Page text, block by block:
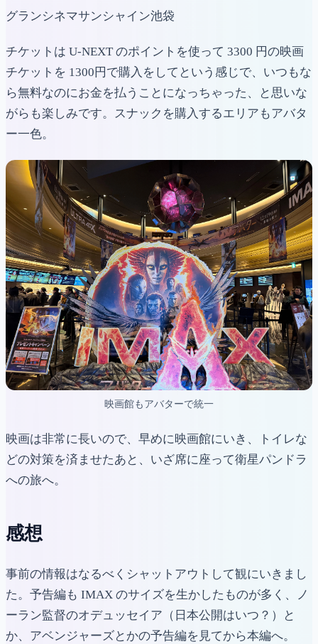
グランシネマサンシャイン池袋
チケットは U-NEXT のポイントを使って 3300 円の映画
チケットを 1300円で購入をしてという感じで、いつもな
ら無料なのにお金を払うことになっちゃった、と思いな
がらも楽しみです。スナックを購入するエリアもアバタ
ー一色。
映画館もアバターで統一
映画は非常に長いので、早めに映画館にいき、トイレな
どの対策を済ませたあと、いざ席に座って衛星パンドラ
への旅へ。
感想
事前の情報はなるべくシャットアウトして観にいきまし
た。予告編も IMAX のサイズを生かしたものが多く、ノ
ーラン監督のオデュッセイア（日本公開はいつ？）と
か、アベンジャーズとかの予告編を見てから本編へ。